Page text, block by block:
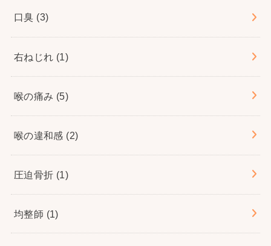
口臭 (3)
右ねじれ (1)
喉の痛み (5)
喉の違和感 (2)
圧迫骨折 (1)
均整師 (1)